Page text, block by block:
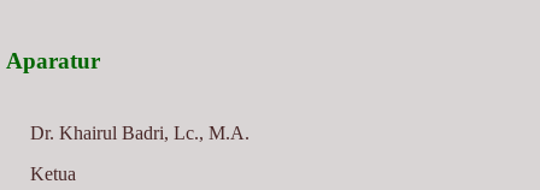
Aparatur
Dr. Khairul Badri, Lc., M.A.
Ketua